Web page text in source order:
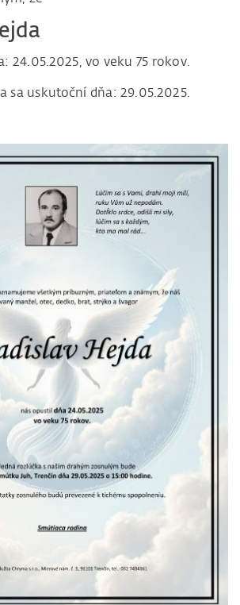
24.05.2025, vo veku 75 rokov.
sa uskutoční dňa: 29.05.2025.